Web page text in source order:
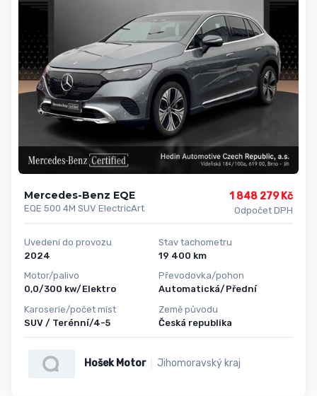
Mercedes-Benz EQE
EQE 500 4M SUV ElectricArt
1 848 279 Kč
Odpočet DPH
Uvedení do provozu
2024
Motor/palivo
0,0/300 kw/Elektro
Karoserie/počet míst
SUV / Terénní/4-5
Stav tachometru
19 400 km
Převodovka/pohon
Automatická/Přední
Země původu
Česká republika
Hošek Motor Jihomoravský kraj